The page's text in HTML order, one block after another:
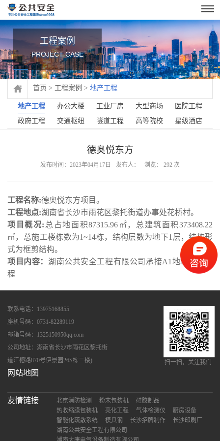
工程案例
PROJECT CASE
首页 > 工程案例 > 地产工程
地产工程 办公大楼 工业厂房 大型商场
医院工程
政府工程
交通枢纽 隧道工程 高等院校 星级酒店
德奥悦东方
发布时间：2023年04月17日 发布人： 浏览： 292 次
工程名称:德奥悦东方项目。
工程地点:湖南省长沙市雨花区黎托街道办事处花桥村。
项目概况: 总占地面积87315.96㎡，总建筑面积373408.22
㎡， 总施工楼栋数为1~14栋，结构层数为地下1层，结构形
式为框剪结构。
项目内容： 湖南公共安全工程有限公司承接A1地块消防工
程
联系电话：13975168855
座机号码：0731-82289119
邮箱号码：1325150950qq.com
公司地址：湖南省长沙市雨花区黎托街
道江榕路870号伊景园26S栋二楼)
网站地图
扫一扫，关注我们
友情链接 北京消防检测 粉末包装机
硅胶制品
热收缩膜包装机
亮化工程 气体检测仪
厨房设备
智能化疏散系统
模具钢 长沙招牌制作
长沙印刷厂
湖南公共安全工程有限公司